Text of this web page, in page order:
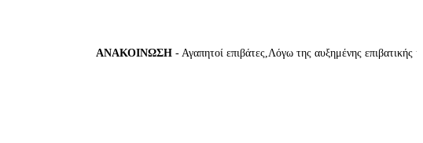
ΑΝΑΚΟΙΝΩΣΗ- Αγαπητοί επιβάτες,Λόγω της αυξημένης επιβατικής